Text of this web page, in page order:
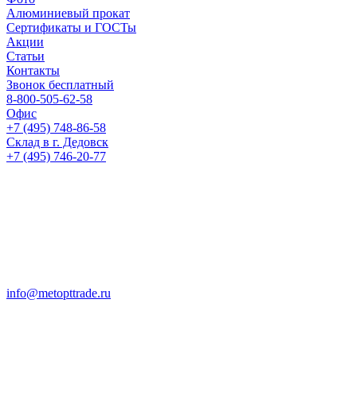
Алюминиевый прокат
Сертификаты и ГОСТы
Акции
Статьи
Контакты
Звонок бесплатный
8-800-505-62-58
Офис
+7 (495) 748-86-58
Склад в г. Дедовск
+7 (495) 746-20-77
info@metopttrade.ru